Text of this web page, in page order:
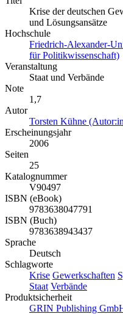
Krise der deutschen
und Lösungsansätze
Hochschule
Friedrich-Alexander-
für Politikwissenschaft)
Veranstaltung
Staat und Verbände
Note
1,7
Autor
Torsten Kühne
Erscheinungsjahr
2006
Seiten
25
Katalognummer
V90497
ISBN (eBook)
9783638047791
ISBN (Buch)
9783638943437
Sprache
Deutsch
Schlagworte
Krise Gewerkschaften
Staat Verbände
Produktsicherheit
GRIN Publishing